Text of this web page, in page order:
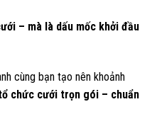
– mà là dấu mốc khởi đầu
cùng bạn tạo nên khoảnh
chức cưới trọn gói – chuẩn